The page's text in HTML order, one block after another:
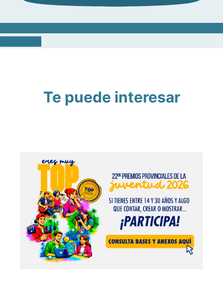
Te puede interesar